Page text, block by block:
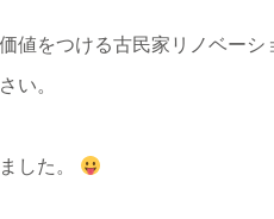
値をつける古民家リノベーシ
い。
した。